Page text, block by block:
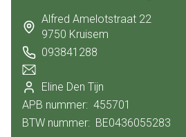
address
Alfred Amelotstraat 22
9750 Kruisem
Telefoon
093841288
E-mailadres
Apotheek titularis
Eline Den Tijn
APB nummer
APB nummer: 455701
BTW nummer
BTW nummer: BE0436055283